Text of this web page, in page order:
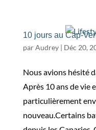
10 jours au Cap-
parAudrey| Déc 20,
Nous avions hésité
Après 10 ans de vie
particulièrement
nouveau.Certains